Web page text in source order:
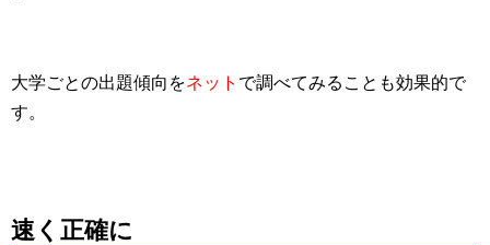
大学ごとの出題傾向をネット で調べてみることも効果的で
す。
速く正確に